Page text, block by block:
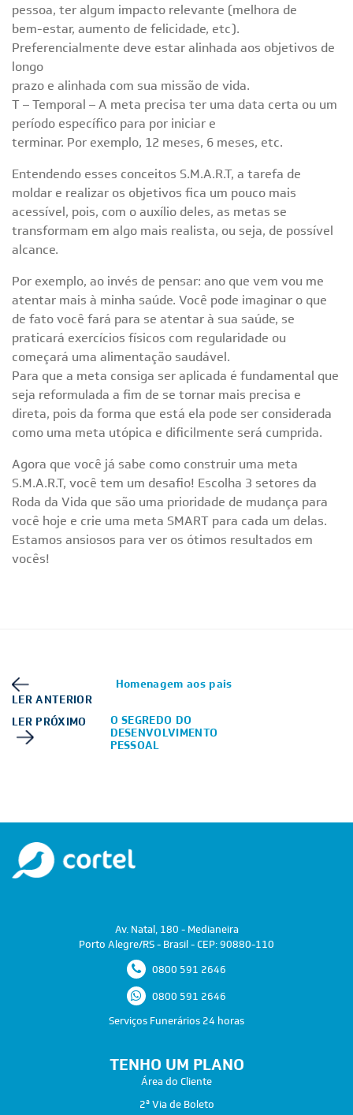
pessoa, ter algum impacto relevante (melhora de
bem-estar, aumento de felicidade, etc).
Preferencialmente deve estar alinhada aos objetivos de
longo
prazo e alinhada com sua missão de vida.
T – Temporal – A meta precisa ter uma data certa ou um
período específico para por iniciar e
terminar. Por exemplo, 12 meses, 6 meses, etc.
Entendendo esses conceitos S.M.A.R.T, a tarefa de
moldar e realizar os objetivos fica um pouco mais
acessível, pois, com o auxílio deles, as metas se
transformam em algo mais realista, ou seja, de possível
alcance.
Por exemplo, ao invés de pensar: ano que vem vou me
atentar mais à minha saúde. Você pode imaginar o que
de fato você fará para se atentar à sua saúde, se
praticará exercícios físicos com regularidade ou
começará uma alimentação saudável.
Para que a meta consiga ser aplicada é fundamental que
seja reformulada a fim de se tornar mais precisa e
direta, pois da forma que está ela pode ser considerada
como uma meta utópica e dificilmente será cumprida.
Agora que você já sabe como construir uma meta
S.M.A.R.T, você tem um desafio! Escolha 3 setores da
Roda da Vida que são uma prioridade de mudança para
você hoje e crie uma meta SMART para cada um delas.
Estamos ansiosos para ver os ótimos resultados em
vocês!
LER ANTERIOR
Homenagem aos pais
LER PRÓXIMO
O SEGREDO DO
DESENVOLVIMENTO
PESSOAL
Av. Natal, 180 - Medianeira
Porto Alegre/RS - Brasil - CEP: 90880-110
0800 591 2646
0800 591 2646
Serviços Funerários 24 horas
TENHO UM PLANO
Área do Cliente
2ª Via de Boleto